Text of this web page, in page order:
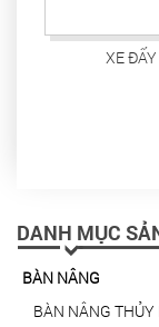
XE
DANH MỤC
BÀN NÂNG
BÀN NÂNG THỦY